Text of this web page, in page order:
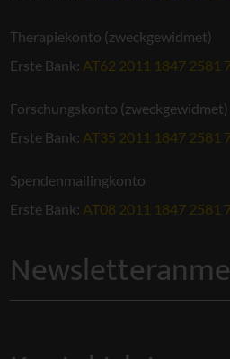
Therapiekonto (zweckgewidmet)
Erste Bank: AT62 2011 1847 2581
Forschungskonto (zweckgewidmet)
Erste Bank: AT35 2011 1847 2581
Spendenmailingkonto
Erste Bank: AT08 2011 1847 2581